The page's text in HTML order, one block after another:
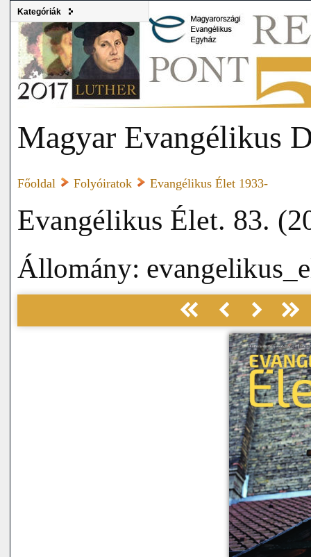
Kategóriák
Magyar Evangélikus
Főoldal Folyóiratok Evangélikus Élet 1933-
Evangélikus Élet. 83.
Állomány: